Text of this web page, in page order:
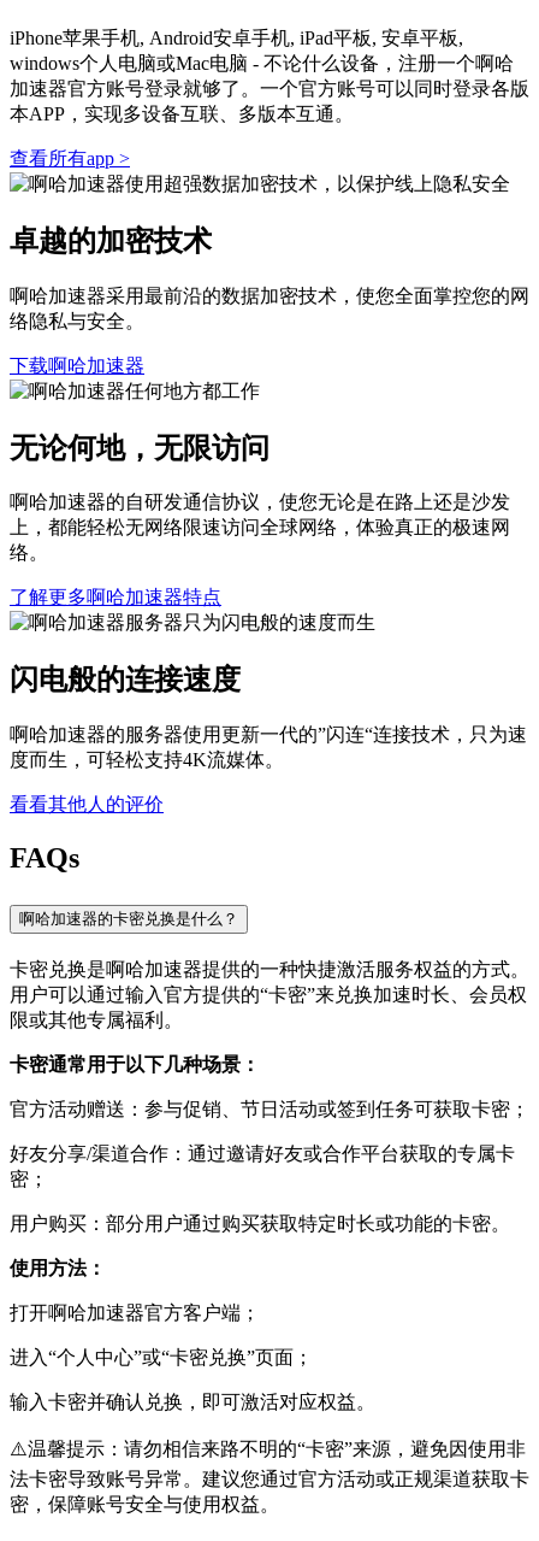
iPhone苹果手机, Android安卓手机, iPad平板, 安卓平板,
windows个人电脑或Mac电脑 - 不论什么设备，注册一个啊哈
加速器官方账号登录就够了。一个官方账号可以同时登录各版
本APP，实现多设备互联、多版本互通。
查看所有app >
卓越的加密技术
啊哈加速器采用最前沿的数据加密技术，使您全面掌控您的网
络隐私与安全。
下载啊哈加速器
无论何地，无限访问
啊哈加速器的自研发通信协议，使您无论是在路上还是沙发
上，都能轻松无网络限速访问全球网络，体验真正的极速网
络。
了解更多啊哈加速器特点
闪电般的连接速度
啊哈加速器的服务器使用更新一代的”闪连“连接技术，只为速
度而生，可轻松支持4K流媒体。
看看其他人的评价
FAQs
啊哈加速器的卡密兑换是什么？
卡密兑换是啊哈加速器提供的一种快捷激活服务权益的方式。
用户可以通过输入官方提供的“卡密”来兑换加速时长、会员权
限或其他专属福利。
卡密通常用于以下几种场景：
官方活动赠送：参与促销、节日活动或签到任务可获取卡密；
好友分享/渠道合作：通过邀请好友或合作平台获取的专属卡
密；
用户购买：部分用户通过购买获取特定时长或功能的卡密。
使用方法：
打开啊哈加速器官方客户端；
进入“个人中心”或“卡密兑换”页面；
输入卡密并确认兑换，即可激活对应权益。
⚠️温馨提示：请勿相信来路不明的“卡密”来源，避免因使用非
法卡密导致账号异常。建议您通过官方活动或正规渠道获取卡
密，保障账号安全与使用权益。